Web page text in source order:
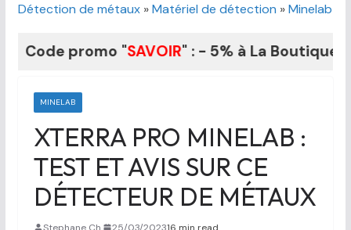
Détection de métaux»Matériel de détection »Minelab
promo "SAVOIR" : - 5% à La Boutique du
MINELAB
XTERRA PRO MINELAB :
TEST ET AVIS SUR CE
DÉTECTEUR DE MÉTAUX